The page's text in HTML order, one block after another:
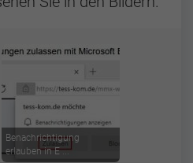
Benachrichtigung
erlauben in E ...